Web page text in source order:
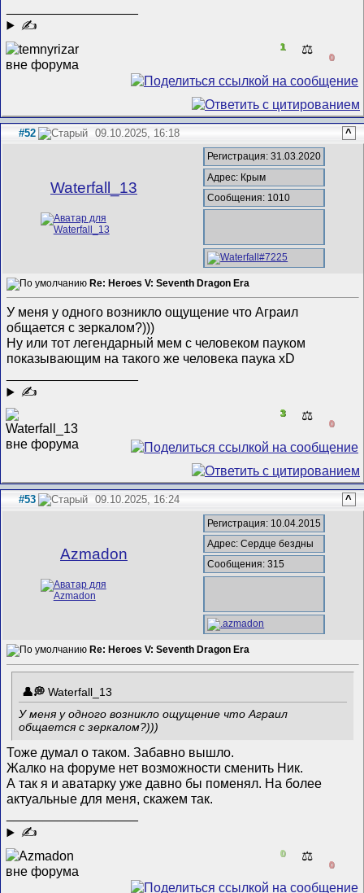
✍
1 ⚖️
0
#52 09.10.2025, 16:18 ^
Waterfall_13
Регистрация: 31.03.2020
Адрес: Крым
Сообщения: 1010
Re: Heroes V: Seventh Dragon Era
У меня у одного возникло ощущение что Аграил
общается с зеркалом?)))
Ну или тот легендарный мем с человеком пауком
показывающим на такого же человека паука xD
✍
3 ⚖️
0
#53 09.10.2025, 16:24 ^
Azmadon
Регистрация: 10.04.2015
Адрес: Сердце бездны
Сообщения: 315
Re: Heroes V: Seventh Dragon Era
Waterfall_13
У меня у одного возникло ощущение что Аграил
общается с зеркалом?)))
Тоже думал о таком. Забавно вышло.
Жалко на форуме нет возможности сменить Ник.
А так я и аватарку уже давно бы поменял. На более
актуальные для меня, скажем так.
✍
0 ⚖️
0